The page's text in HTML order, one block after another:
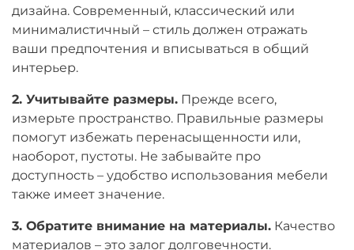
дизайна. Современный, классический или
минималистичный – стиль должен отражать
ваши предпочтения и вписываться в общий
интерьер.
2. Учитывайте размеры. Прежде всего,
измерьте пространство. Правильные размеры
помогут избежать перенасыщенности или,
наоборот, пустоты. Не забывайте про
доступность – удобство использования мебели
также имеет значение.
3. Обратите внимание на материалы. Качество
материалов – это залог долговечности.